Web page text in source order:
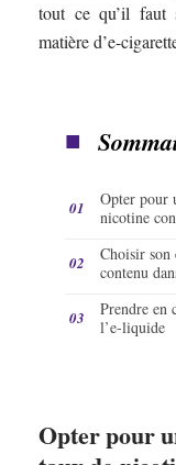
tout ce qu’il
matière d’e-
Opter pour
nicotine
Choisir
contenu
Prendre en
l’e-liquide
Opter pour